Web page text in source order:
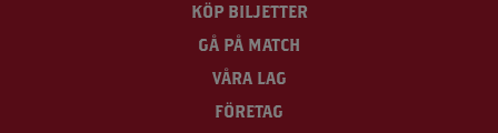
KÖP BILJETTER
GÅ PÅ MATCH
VÅRA LAG
FÖRETAG